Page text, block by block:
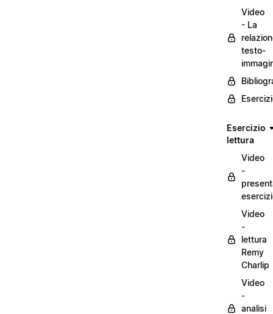
Video
- La
testo-
Esercizio
lettura
Video
-
Video
-
lettura
Remy
Charlip
Video
-
analisi